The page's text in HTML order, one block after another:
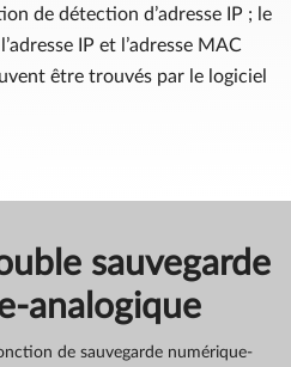
de détection d’adresse IP ; le
IP et l’adresse MAC
être trouvés par le logiciel
sauvegarde
analogique
de sauvegarde numérique-